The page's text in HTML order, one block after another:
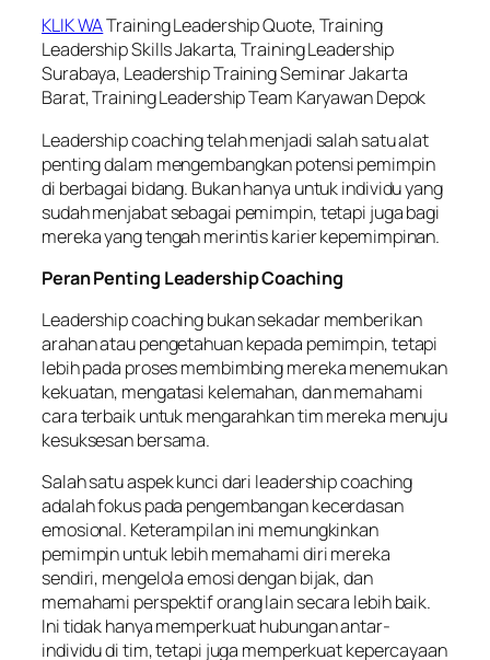
KLIK WATraining Leadership Quote, Training
Leadership Skills Jakarta, Training Leadership
Surabaya, Leadership Training Seminar Jakarta
Barat, Training Leadership Team Karyawan Depok
Leadership coaching telah menjadi salah satu alat
penting dalam mengembangkan potensi pemimpin
di berbagai bidang. Bukan hanya untuk individu yang
sudah menjabat sebagai pemimpin, tetapi juga bagi
mereka yang tengah merintis karier kepemimpinan.
Peran Penting Leadership Coaching
Leadership coaching bukan sekadar memberikan
arahan atau pengetahuan kepada pemimpin, tetapi
lebih pada proses membimbing mereka menemukan
kekuatan, mengatasi kelemahan, dan memahami
cara terbaik untuk mengarahkan tim mereka menuju
kesuksesan bersama.
Salah satu aspek kunci dari leadership coaching
adalah fokus pada pengembangan kecerdasan
emosional. Keterampilan ini memungkinkan
pemimpin untuk lebih memahami diri mereka
sendiri, mengelola emosi dengan bijak, dan
memahami perspektif orang lain secara lebih baik.
Ini tidak hanya memperkuat hubungan antar-
individu di tim, tetapi juga memperkuat kepercayaan